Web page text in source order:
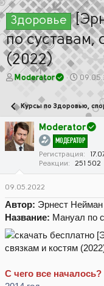
Здоровье
по суставам,
(2022)
А
о
р
т
е
Moderator
Д
а
а
ч
а
л
а
Курсы по Здоровью,
Moderator
МОДЕРАТОР
Регистрация
Реакции
251 502
09.05.2022
Автор: Эрнест Нейман
Название: Мануал по
С чего все началось?